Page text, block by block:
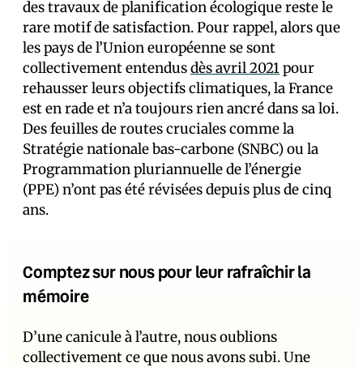
des travaux de planification écologique reste le
rare motif de satisfaction. Pour rappel, alors que
les pays de l’Union européenne se sont
collectivement entendusdès avril 2021pour
rehausser leurs objectifs climatiques, la France
est en rade et n’a toujours rien ancré dans sa loi.
Des feuilles de routes cruciales comme la
Stratégie nationale bas-carbone (SNBC) ou la
Programmation pluriannuelle de l’énergie
(PPE) n’ont pas été révisées depuis plus de cinq
ans.
Comptez sur nous pour leur rafraîchir la
mémoire
D’une canicule à l’autre, nous oublions
collectivement ce que nous avons subi. Une